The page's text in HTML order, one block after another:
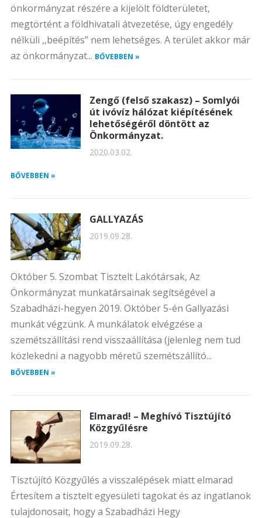
önkormányzat részére a kijelölt földterületet,
megtörtént a földhivatali átvezetése, úgy engedély
nélküli ,,beépítés” nem lehetséges. A terület akkor már
az önkormányzat... BŐVEBBEN »
Zengő (felső szakasz) – Somlyói
út ivóvíz hálózat kiépítésének
lehetőségéről döntött az
Önkormányzat.
2020.03.02.
BŐVEBBEN »
GALLYAZÁS
2019.09.28.
Október 5. Szombat Tisztelt Lakótársak, Az
Önkormányzat munkatársainak segítségével a
Szabadházi-hegyen 2019. Október 5-én Gallyazási
munkát végzünk. A munkálatok elvégzése a
szemétszállítási rend visszaállítása (jelenleg nem tud
közlekedni a nagyobb méretű szemétszállító...
BŐVEBBEN »
Elmarad! – Meghívó Tisztújító
Közgyűlésre
2019.09.28.
Tisztújító Közgyűlés a visszalépések miatt elmarad
Értesítem a tisztelt egyesületi tagokat és az ingatlanok
tulajdonosait, hogy a Szabadházi Hegy